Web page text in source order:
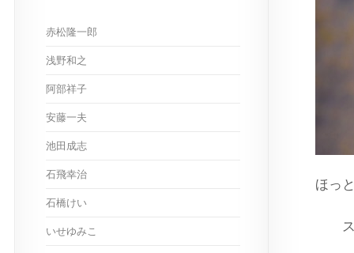
ほっ
ス
赤松隆一郎
浅野和之
阿部祥子
安藤一夫
池田成志
石飛幸治
石橋けい
いせゆみこ